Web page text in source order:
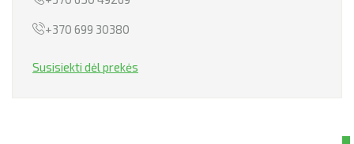
PERVEŽIMAI
TECHNIKOS NUOMA
+370 699 30380
Susisiekti dėl prekės